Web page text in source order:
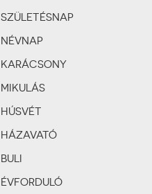
SZERINT
SZÜLETÉSNAP
NÉVNAP
KARÁCSONY
MIKULÁS
HÚSVÉT
HÁZAVATÓ
BULI
ÉVFORDULÓ